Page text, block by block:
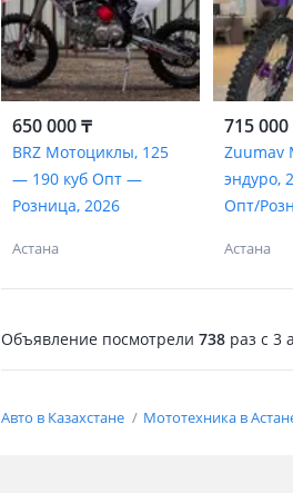
650 000 ₸
BRZ Мотоциклы, 125
— 190 куб Опт —
Розница, 2026
Астана
715 000
Zuumav Мотоциклы
эндуро,
Опт/
Астана
Объявление посмотрели 738 раз c 3
Авто в Казахстане Мототехника в